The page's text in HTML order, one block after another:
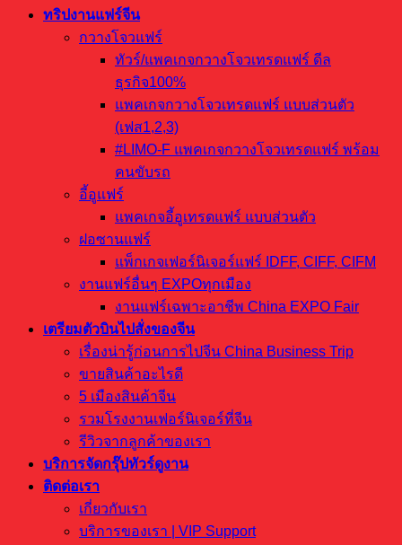
ทริปงานแฟร์จีน
กวางโจวแฟร์
ทัวร์/แพคเกจกวางโจวเทรดแฟร์ ดีล
ธุรกิจ100%
แพคเกจกวางโจวเทรดแฟร์ แบบส่วนตัว
(เฟส1,2,3)
#LIMO-F แพคเกจกวางโจวเทรดแฟร์ พร้อม
คนขับรถ
อี้อูแฟร์
แพคเกจอี้อูเทรดแฟร์ แบบส่วนตัว
ฝอซานแฟร์
แพ็กเกจเฟอร์นิเจอร์แฟร์ IDFF, CIFF, CIFM
งานแฟร์อื่นๆ EXPOทุกเมือง
งานแฟร์เฉพาะอาชีพ China EXPO Fair
เตรียมตัวบินไปสั่งของจีน
เรื่องน่ารู้ก่อนการไปจีน China Business Trip
ขายสินค้าอะไรดี
5 เมืองสินค้าจีน
รวมโรงงานเฟอร์นิเจอร์ที่จีน
รีวิวจากลูกค้าของเรา
บริการจัดกรุ๊ปทัวร์ดูงาน
ติดต่อเรา
เกี่ยวกับเรา
บริการของเรา | VIP Support